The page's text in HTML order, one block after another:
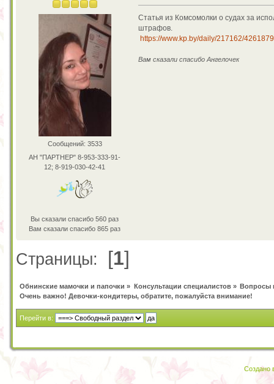
Сообщений: 3533
АН "ПАРТНЕР" 8-953-333-91-
12; 8-919-030-42-41
Вы сказали спасибо 560 раз
Вам сказали спасибо 865 раз
Статья из Комсомолки о судах за
штрафов.
https://www.kp.by/daily/217162/
Вам сказали спасибо Ангелочек
Страницы: [1]
Обнинские мамочки и папочки » Консультации специалистов» Вопросы
Очень важно! Девочки-кондитеры, обратите, пожалуйста внимание!
Перейти в:
Создано